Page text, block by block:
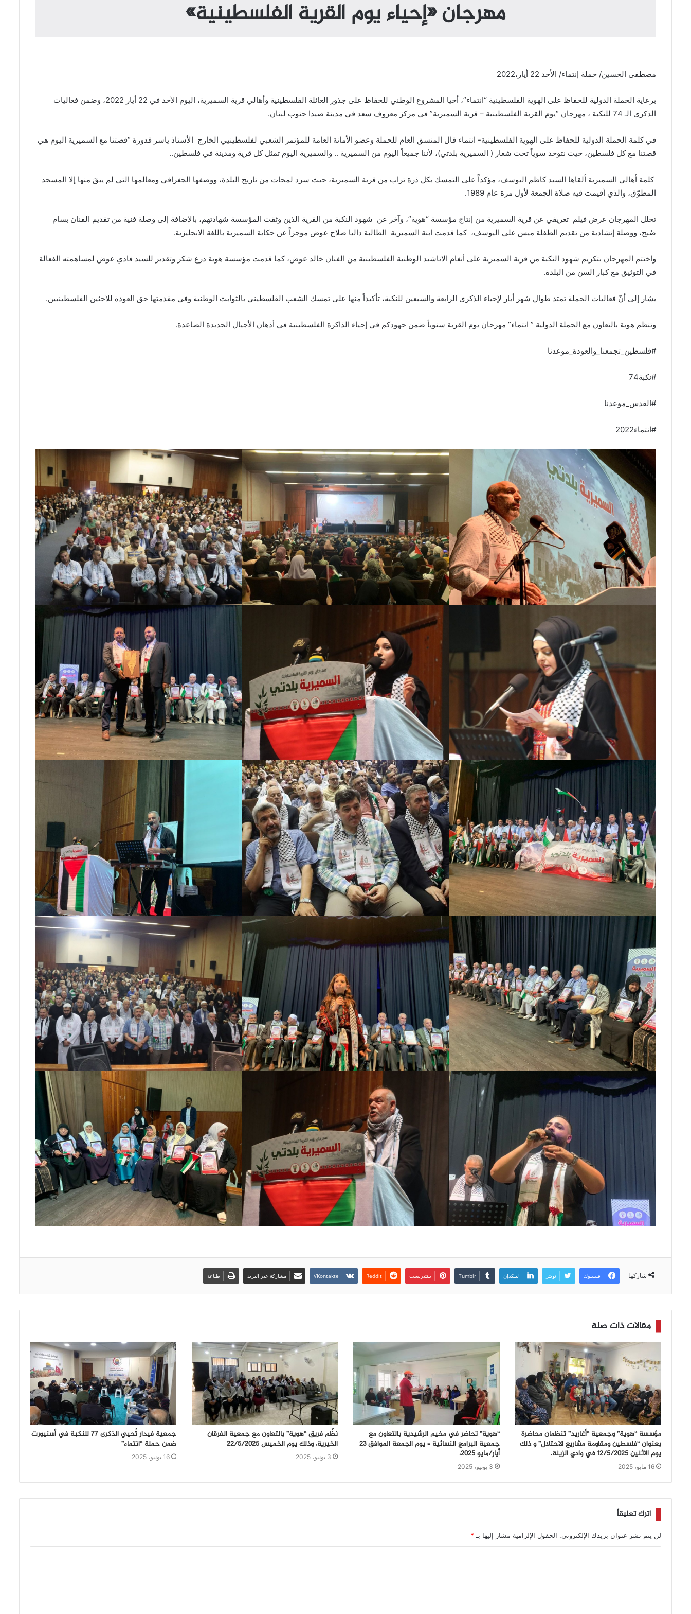
مهرجان «إحياء يوم القرية الفلسطينية»
مصطفى الحسين/ حملة إنتماء/ الأحد 22 أيار،2022
برعاية الحملة الدولية للحفاظ على الهوية الفلسطينية “انتماء”، أحيا المشروع الوطني للحفاظ على جذور العائلة الفلسطينية وأهالي قرية السميرية، اليوم الأحد في 22 أيار 2022، وضمن فعاليات
الذكرى الـ 74 للنكبة ، مهرجان “يوم القرية الفلسطينية – قرية السميرية” في مركز معروف سعد في مدينة صيدا جنوب لبنان.
في كلمة الحملة الدولية للحفاظ على الهوية الفلسطينية- انتماء قال المنسق العام للحملة وعضو الأمانة العامة للمؤتمر الشعبي لفلسطينيي الخارج الأستاذ ياسر قدورة “قصتنا مع السميرية اليوم هي
قصتنا مع كل فلسطين، حيث نتوحد سوياً تحت شعار ( السميرية بلدتي)، لأننا جميعاً اليوم من السميرية .. والسميرية اليوم تمثل كل قرية ومدينة في فلسطين..
كلمة أهالي السميرية ألقاها السيد كاظم اليوسف، مؤكداً على التمسك بكل ذرة تراب من قرية السميرية، حيث سرد لمحات من تاريخ البلدة، ووصفها الجغرافي ومعالمها التي لم يبقَ منها إلا المسجد
المطوّق، والذي أقيمت فيه صلاة الجمعة لأول مرة عام 1989.
تخلل المهرجان عرض فيلم تعريفي عن قرية السميرية من إنتاج مؤسسة “هوية”، وآخر عن شهود النكبة من القرية الذين وثقت المؤسسة شهادتهم، بالإضافة إلى وصلة فنية من تقديم الفنان بسام
صُبح، ووصلة إنشادية من تقديم الطفلة ميس علي اليوسف، كما قدمت ابنة السميرية الطالبة داليا صلاح عوض موجزاً عن حكاية السميرية باللغة الانجليزية.
واختتم المهرجان بتكريم شهود النكبة من قرية السميرية على أنغام الاناشيد الوطنية الفلسطينية من الفنان خالد عوض، كما قدمت مؤسسة هوية درع شكر وتقدير للسيد فادي عوض لمساهمته الفعالة
في التوثيق مع كبار السن من البلدة.
يشار إلى أنّ فعاليات الحملة تمتد طوال شهر أيار لإحياء الذكرى الرابعة والسبعين للنكبة، تأكيداً منها على تمسك الشعب الفلسطيني بالثوابت الوطنية وفي مقدمتها حق العودة للاجئين الفلسطينيين.
وتنظم هوية بالتعاون مع الحملة الدولية ” انتماء” مهرجان يوم القرية سنوياً ضمن جهودكم في إحياء الذاكرة الفلسطينية في أذهان الأجيال الجديدة الصاعدة.
#فلسطين_تجمعنا_والعودة_موعدنا
#نكبة74
#القدس_موعدنا
#انتماء2022
شاركها فيسبوك تويتر لينكدإن بينتيريست مشاركة عبر البريد طباعة
مقالات ذات صلة
مؤسسة “هوية” وجمعية “أغاريد” تنظمان محاضرة
بعنوان “فلسطين ومقاومة مشاريع الاحتلال” و ذلك
يوم الاثنين 12/5/2025 في وادي الزينة.
16 مايو، 2025
“هوية” تحاضر في مخيم الرشيدية بالتعاون مع
جمعية البرامج النسائية – يوم الجمعة الموافق 23
أيار/مايو 2025،
3 يونيو، 2025
نظّم فريق “هوية” بالتعاون مع جمعية الفرقان
الخيرية، وذلك يوم الخميس 22/5/2025
3 يونيو، 2025
جمعية فيدار تُحيي الذكرى 77 للنكبة في أسنيورت
ضمن حملة “انتماء”
16 يونيو، 2025
اترك تعليقاً
لن يتم نشر عنوان بريدك الإلكتروني. الحقول الإلزامية مشار إليها بـ*